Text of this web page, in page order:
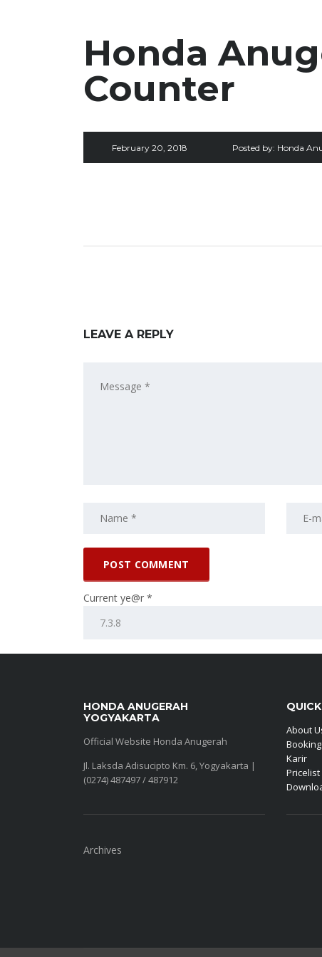
Honda
Counter
February 20, 2018 Posted by: Honda
LEAVE A REPLY
Current ye@r *
HONDA ANUGERAH
YOGYAKARTA
Official Website Honda Anugerah
Jl. Laksda Adisucipto Km. 6, Yogyakarta |
(0274) 487497 / 487912
About
Karir
Pricelist
Archives